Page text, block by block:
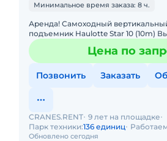
Минимальное время заказа: 8 ч.
Аренда! Самоходный вертикальный мачтовый
подъемник Haulotte Star 10 (10m)
платформы: 8.00м Размер
Вес: 2765кг ГрузоЦена по
Позвонить Заказать
Обновлено сегодня
CRANES.RENT 9 лет на площадке
Парк техники:136 единиц